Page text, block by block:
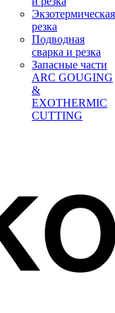
Экзотермическая
резка
Подводная
сварка и резка
Запасные части
ARC GOUGING
&
EXOTHERMIC
CUTTING